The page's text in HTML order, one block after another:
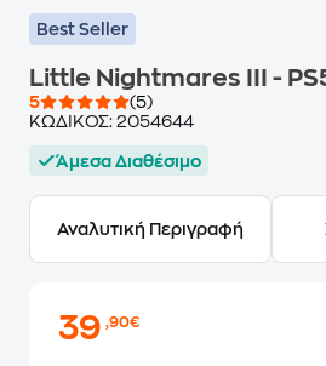
Best Seller
Little Nightmares III -
5
(5)
ΚΩΔΙΚΟΣ: 2054644
Άμεσα Διαθέσιμο
Αναλυτική Περιγραφή
39,90€